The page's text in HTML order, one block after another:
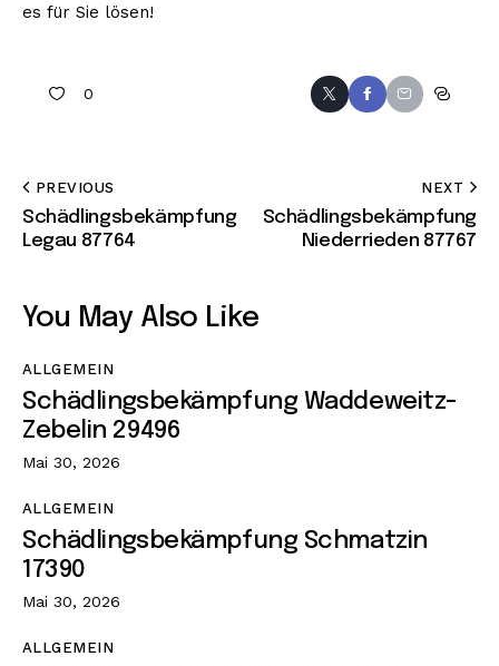
es für Sie lösen!
0
PREVIOUS
Schädlingsbekämpfung
Legau 87764
NEXT
Schädlingsbekämpfung
Niederrieden 87767
You May Also Like
ALLGEMEIN
Schädlingsbekämpfung Waddeweitz-
Zebelin 29496
Mai 30, 2026
ALLGEMEIN
Schädlingsbekämpfung Schmatzin
17390
Mai 30, 2026
ALLGEMEIN